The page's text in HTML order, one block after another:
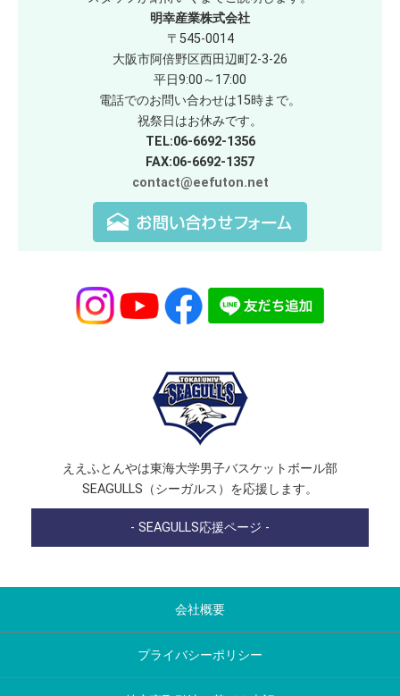
明幸産業株式会社
〒545-0014
大阪市阿倍野区西田辺町2-3-26
平日9:00～17:00
電話でのお問い合わせは15時まで。
祝祭日はお休みです。
TEL:06-6692-1356
FAX:06-6692-1357
contact@eefuton.net
ええふとんやは東海大学男子バスケットボール部
SEAGULLS（シーガルス）を応援します。
- SEAGULLS応援ページ -
会社概要
プライバシーポリシー